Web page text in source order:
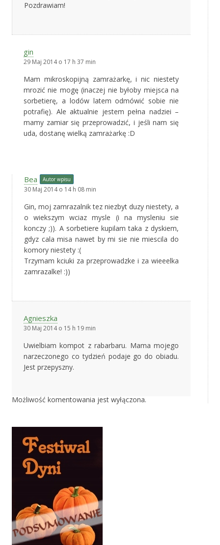
Pozdrawiam!
gin
29 Maj 2014 o 17 h 37 min
Mam mikroskopijną zamrażarkę, i nic niestety
mrozić nie mogę (inaczej nie byłoby miejsca na
sorbetierę, a lodów latem odmówić sobie nie
potrafię). Ale aktualnie jestem pełna nadziei –
mamy zamiar się przeprowadzić, i jeśli nam się
uda, dostanę wielką zamrażarkę :D
Bea Autor wpisu
30 Maj 2014 o 14 h 08 min
Gin, moj zamrazalnik tez niezbyt duzy niestety, a
o wiekszym wciaz mysle (i na mysleniu sie
konczy ;)). A sorbetiere kupilam taka z dyskiem,
gdyz cala misa nawet by mi sie nie miescila do
komory niestety :(
Trzymam kciuki za przeprowadzke i za wieeelka
zamrazalke! :))
Agnieszka
30 Maj 2014 o 15 h 19 min
Uwielbiam kompot z rabarbaru. Mama mojego
narzeczonego co tydzień podaje go do obiadu.
Jest przepyszny.
Możliwość komentowania jest wyłączona.